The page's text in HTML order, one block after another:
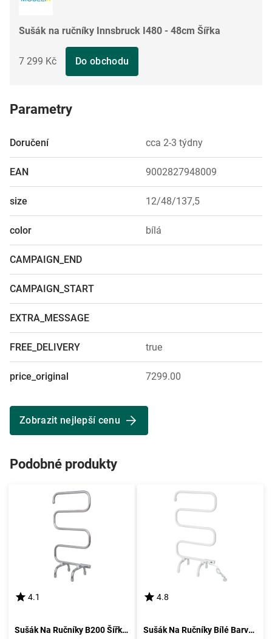
Sušák na ručníky Innsbruck I480 - 48cm Šířka
7 299 Kč Do obchodu
Parametry
Doručení cca 2-3 týdny
EAN 9002827948009
size 12/48/137,5
color bílá
CAMPAIGN_END
CAMPAIGN_START
EXTRA_MESSAGE
FREE_DELIVERY true
price_original 7299.00
Zobrazit nejlepší cenu
Podobné produkty
4.1
Sušák Na Ručníky B200 Šířka 50cm
4.8
Sušák Na Ručníky Bílé Barvy B100 Šířka 50cm